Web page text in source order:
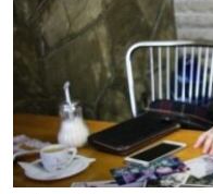
BLOGLAR
FİKİR
Русский
Українською